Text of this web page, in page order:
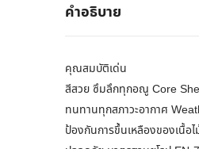
คำอธิบาย
คุณสมบัติเด่น
สีสวย ซึมลึกทุกอณู Core
ทนทานทุกสภาวะอากาศ
ป้องกันการขึ้นเหลืองของเนื้อ